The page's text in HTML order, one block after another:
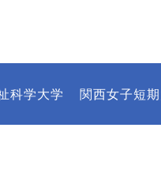
科学大学 関西女子短